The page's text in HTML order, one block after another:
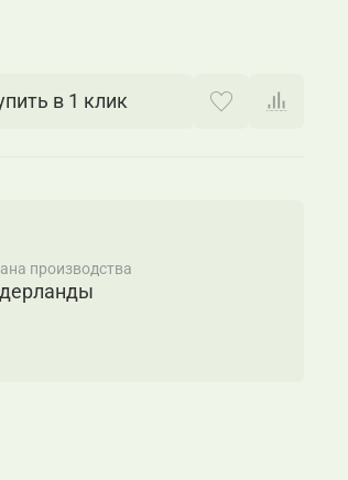
в 1 клик
производства